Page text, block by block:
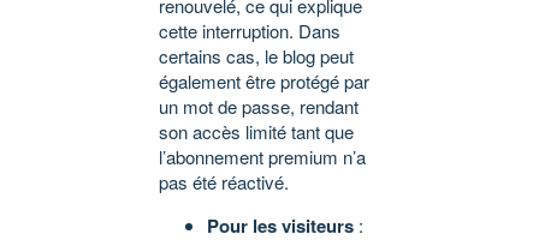
renouvelé, ce qui explique
cette interruption. Dans
certains cas, le blog peut
également être protégé par
un mot de passe, rendant
son accès limité tant que
l’abonnement premium n’a
pas été réactivé.
Pour les visiteurs :